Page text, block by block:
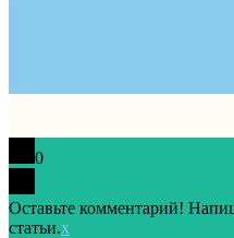
0
Оставьте комментарий!
статьи.x